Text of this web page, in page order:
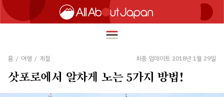
HOME
홈 / 여행 / 계절 최종 업데이트 2018년 1월 29일
삿포로에서 알차게 노는 5가지 방법!